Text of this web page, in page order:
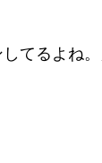
てるよね。